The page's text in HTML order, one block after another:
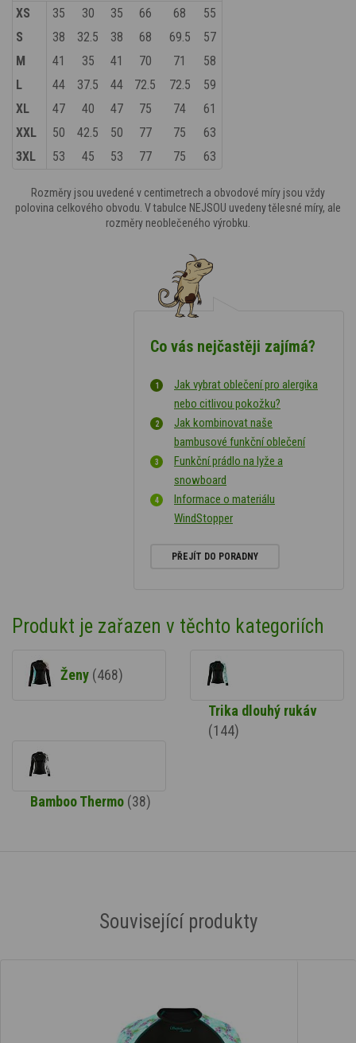
XS 35 30 35 66 68
55
S
38 32.5 38 68 69.5
57
M
41 35 41 70 71
58
L
44 37.5 44 72.5 72.5
59
XL
47 40 47 75 74
61
XXL
50 42.5 50 77 75
63
3XL
53 45 53 77 75 63
Rozměry jsou uvedené v centimetrech a obvodové míry jsou vždy
polovina celkového obvodu. V tabulce NEJSOU uvedeny tělesné míry, ale
rozměry neoblečeného výrobku.
Co vás nejčastěji zajímá?
Jak vybrat oblečení pro alergika
nebo citlivou pokožku?
Jak kombinovat naše
bambusové funkční oblečení
Funkční prádlo na lyže a
snowboard
Informace o materiálu
WindStopper
PŘEJÍT DO PORADNY
Produkt je zařazen v těchto kategoriích
Ženy (468)
Trika dlouhý rukáv
(144)
Bamboo Thermo (38)
Související produkty